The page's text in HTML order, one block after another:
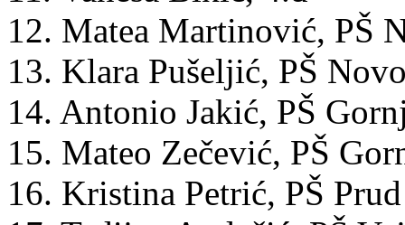
12. Matea Martinović, PŠ
13. Klara Pušeljić, PŠ
14. Antonio Jakić, PŠ
15. Mateo Zečević, PŠ
16. Kristina Petrić, PŠ Prud